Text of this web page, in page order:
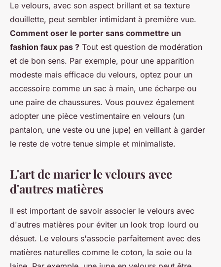
Le velours, avec son aspect brillant et sa texture
douillette, peut sembler intimidant à première vue.
Comment oser le porter sans commettre un
fashion faux pas ? Tout est question de modération
et de bon sens. Par exemple, pour une apparition
modeste mais efficace du velours, optez pour un
accessoire comme un sac à main, une écharpe ou
une paire de chaussures. Vous pouvez également
adopter une pièce vestimentaire en velours (un
pantalon, une veste ou une jupe) en veillant à garder
le reste de votre tenue simple et minimaliste.
L'art de marier le velours avec
d'autres matières
Il est important de savoir associer le velours avec
d'autres matières pour éviter un look trop lourd ou
désuet. Le velours s'associe parfaitement avec des
matières naturelles comme le coton, la soie ou la